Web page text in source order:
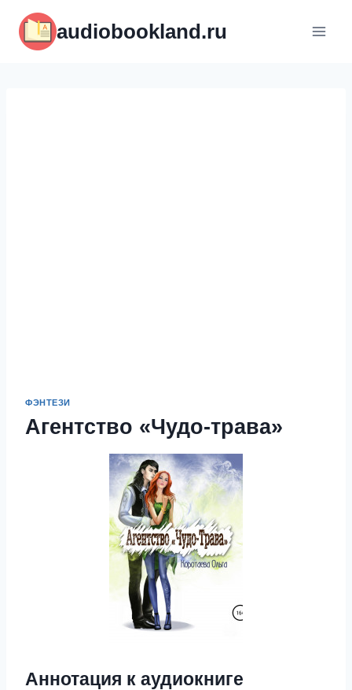
содержимому
audiobookland.ru
ФЭНТЕЗИ
Агентство «Чудо-трава»
Аннотация к аудиокниге